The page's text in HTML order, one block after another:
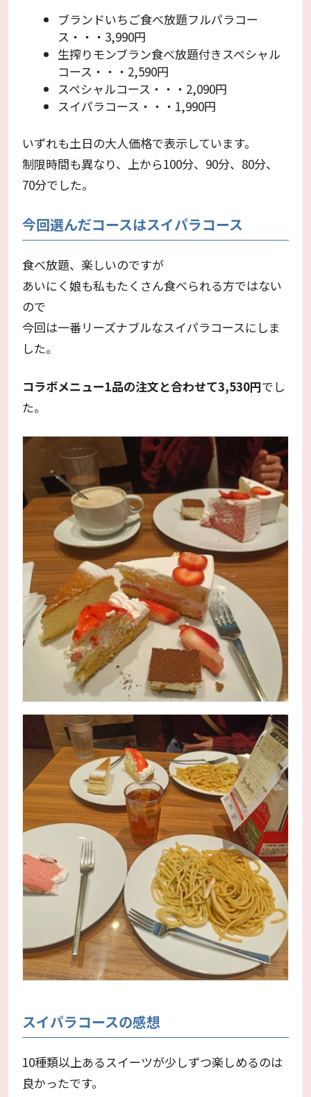
ブランドいちご食べ放題フルパラコー
ス・・・3,990円
生搾りモンブラン食べ放題付きスペシャル
コース・・・2,590円
スペシャルコース・・・2,090円
スイパラコース・・・1,990円
いずれも土日の大人価格で表示しています。
制限時間も異なり、上から100分、90分、80分、
70分でした。
今回選んだコースはスイパラコース
食べ放題、楽しいのですが
あいにく娘も私もたくさん食べられる方ではない
ので
今回は一番リーズナブルなスイパラコースにしま
した。
コラボメニュー1品の注文と合わせて3,530円でし
た。
スイパラコースの感想
10種類以上あるスイーツが少しずつ楽しめるのは
良かったです。